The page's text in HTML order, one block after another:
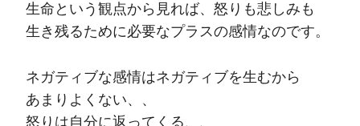
生命という観点から見れば、怒りも悲しみも
生き残るために必要なプラスの感情なのです。
ネガティブな感情はネガティブを生むから
あまりよくない、、
怒りは自分に返ってくる、、